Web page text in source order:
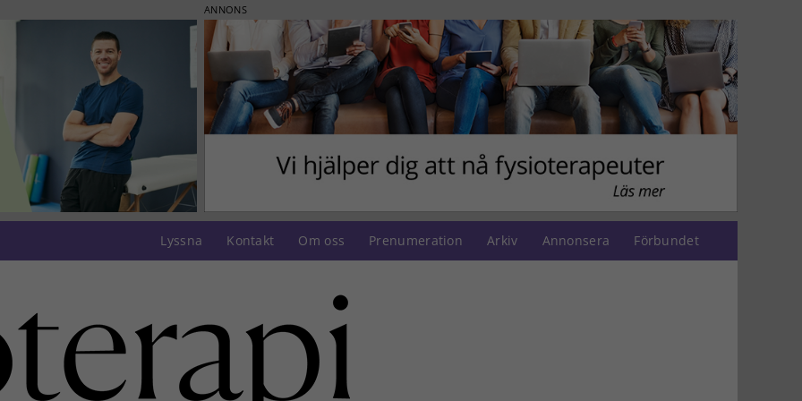
ANNONS
Lyssna Kontakt Om oss Prenumeration Arkiv Annonsera Förbundet